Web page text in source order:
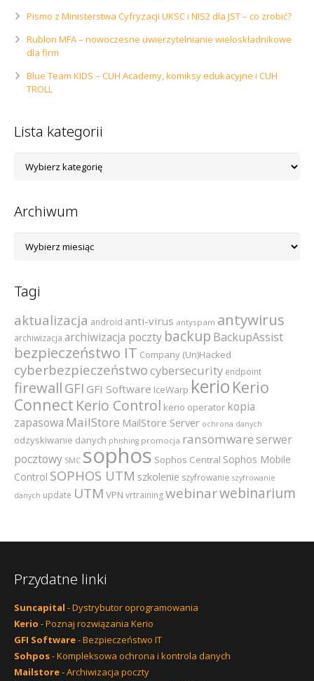
Pismo z Ministerstwa Cyfryzacji UKSC i NIS2 dla JST – co zrobić?
Rublon MFA – nowoczesne uwierzytelnianie wieloskładnikowe
dla firm
Blue Team KIDS – CUH Academy, komiksy edukacyjne i CUH
TROLL
Lista kategorii
kategorii
Archiwum
Tagi
aktualizacja android anti-virus antyspam antywirus
archiwizacja archiwizacja poczty backup BackupAssist
bezpieczeństwo IT Company (Un)Hacked
cyberbezpieczeństwocybersecurity endpoint
firewall GFI GFI Software IceWarp kerio Kerio
Connect Kerio Control kerio operator kopia
zapasowa MailStore MailStore Server ochrona danych
odzyskiwanie danych phishing promocja ransomware serwer
pocztowy SMC sophos Sophos Central Sophos Mobile
Control SOPHOS UTM szkolenie szyfrowanie szyfrowanie
danych update UTM VPN vrtrainingwebinarwebinarium
Przydatne linki
Suncapital - Dystrybutor oprogramowania
Kerio - Poznaj rozwiązania Kerio
GFI Software- Bezpieczeństwo IT
Sohpos- Kompleksowa ochrona i kontrola danych
Mailstore- Archiwizacja poczty